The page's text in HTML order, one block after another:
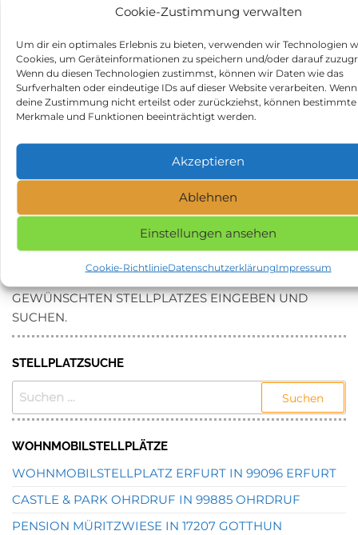
Cookie-Zustimmung verwalten
Um dir ein optimales Erlebnis zu bieten, verwenden wir Technologien
Cookies, um Geräteinformationen zu speichern und/oder darauf
Wenn du diesen Technologien zustimmst, können wir Daten wie das
Surfverhalten oder eindeutige IDs auf dieser Website verarbeiten.
deine Zustimmung nicht erteilst oder zurückziehst, können bestimmte
Merkmale und Funktionen beeinträchtigt werden.
Akzeptieren
Ablehnen
Einstellungen ansehen
Cookie-RichtlinieDatenschutzerklärungImpressum
durchschnittliche Bewertung:3.8
Hier findest Du Erfahrungsberichte und Bewertungen
zum Wohnmobilstellplatz Wohnmobilstellplatz an der
Fährstraße: https://search.google.com/local/writereview?
placeid=ChIJ3-1P7tl7pkcRkSOGKfTykbM
Beitragsnavigation
Eisenach
Landschaftspark Duisburg-
Nord in 47137 Duisburg
Kategorie
Stellplatz in 06114 Halle (Saale)
GEWÜNSCHTEN STELLPLATZES EINGEBEN UND
SUCHEN.
STELLPLATZSUCHE
SUCHEN
WOHNMOBILSTELLPLÄTZE
WOHNMOBILSTELLPLATZ ERFURT IN 99096 ERFURT
CASTLE & PARK OHRDRUF IN 99885 OHRDRUF
PENSION MÜRITZWIESE IN 17207 GOTTHUN